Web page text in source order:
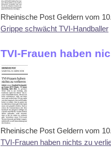
Rheinische Post Geldern vom
Grippe schwächt TVI-Handballer
TVI-Frauen haben
Rheinische Post Geldern vom
TVI-Frauen haben nichts zu